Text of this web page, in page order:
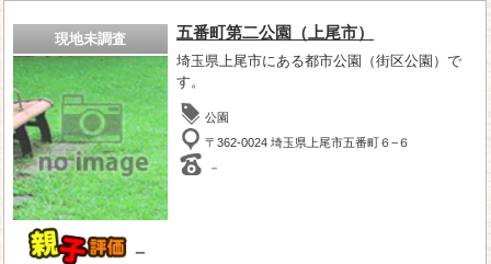
現地未調査
－
五番町第二公園（上尾市）
埼玉県上尾市にある都市公園（街区公園）で
す。
公園
〒362-0024 埼玉県上尾市五番町６−６
－